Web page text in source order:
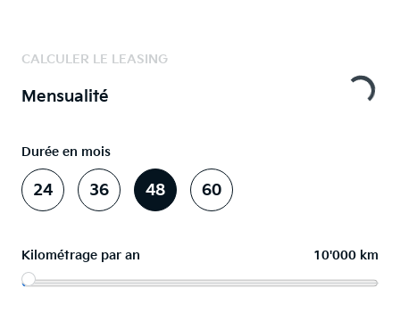
CALCULER LE LEASING
Mensualité
Durée en mois
24 36 48 60
Kilométrage par an 10'000 km